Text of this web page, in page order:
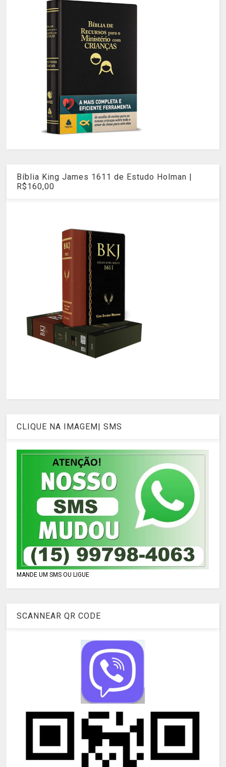
Bíblia King James 1611 de Estudo Holman |
R$160,00
CLIQUE NA IMAGEM| SMS
MANDE UM SMS OU LIGUE
SCANNEAR QR CODE